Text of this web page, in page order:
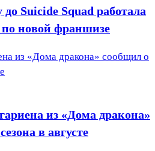
Suicide Squad работала
новой франшизе
из «Дома дракона» сообщил о
из «Дома дракона»
в августе